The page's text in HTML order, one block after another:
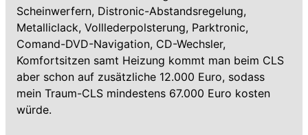
Scheinwerfern, Distronic-Abstandsregelung,
Metalliclack, Volllederpolsterung, Parktronic,
Comand-DVD-Navigation, CD-Wechsler,
Komfortsitzen samt Heizung kommt man beim CLS
aber schon auf zusätzliche 12.000 Euro, sodass
mein Traum-CLS mindestens 67.000 Euro kosten
würde.